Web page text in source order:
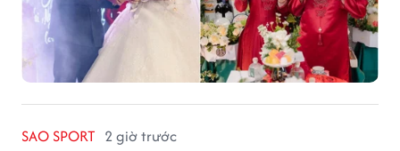
SAO SPORT 2 giờ trước